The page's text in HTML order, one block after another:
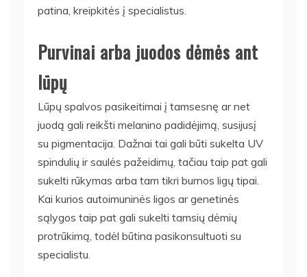
patina, kreipkitės į specialistus.
Purvinai arba juodos dėmės ant
lūpų
Lūpų spalvos pasikeitimai į tamsesnę ar net
juodą gali reikšti melanino padidėjimą, susijusį
su pigmentacija. Dažnai tai gali būti sukelta UV
spindulių ir saulės pažeidimų, tačiau taip pat gali
sukelti rūkymas arba tam tikri burnos ligų tipai.
Kai kurios autoimuninės ligos ar genetinės
sąlygos taip pat gali sukelti tamsių dėmių
protrūkimą, todėl būtina pasikonsultuoti su
specialistu.